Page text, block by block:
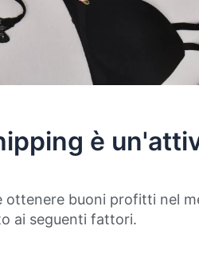
è
buoni profitti nel
ai seguenti fattori.